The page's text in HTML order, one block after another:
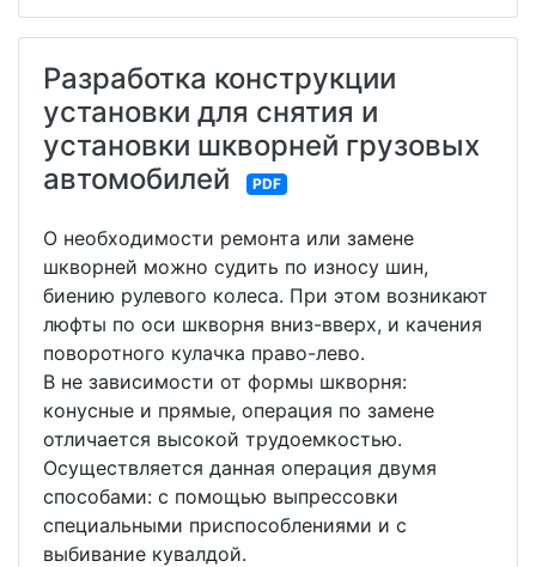
Разработка конструкции
установки для снятия и
установки шкворней грузовых
автомобилей
PDF
О необходимости ремонта или замене
шкворней можно судить по износу шин,
биению рулевого колеса. При этом возникают
люфты по оси шкворня вниз-вверх, и качения
поворотного кулачка право-лево.
В не зависимости от формы шкворня:
конусные и прямые, операция по замене
отличается высокой трудоемкостью.
Осуществляется данная операция двумя
способами: с помощью выпрессовки
специальными приспособлениями и с
выбивание кувалдой.